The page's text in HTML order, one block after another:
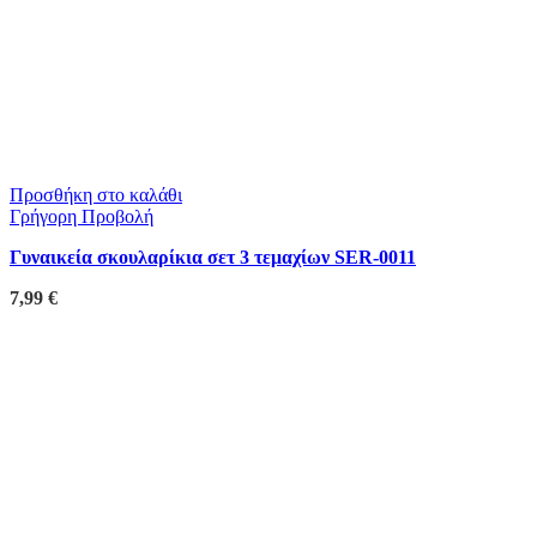
Προσθήκη στο καλάθι
Γρήγορη Προβολή
Γυναικεία σκουλαρίκια σετ 3 τεμαχίων SER-0011
7,99 €